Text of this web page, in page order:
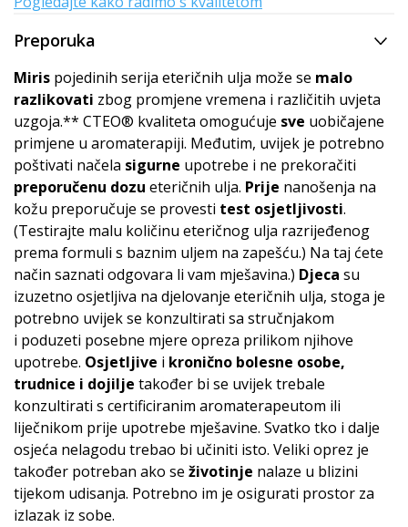
Preporuka
Miris pojedinih serija eteričnih ulja može se malo
razlikovati zbog promjene vremena i različitih uvjeta
uzgoja.** CTEO® kvaliteta omogućuje sve uobičajene
primjene u aromaterapiji. Međutim, uvijek je potrebno
poštivati načela sigurne upotrebe i ne prekoračiti
preporučenu dozu eteričnih ulja. Prije nanošenja na
kožu preporučuje se provesti test osjetljivosti.
(Testirajte malu količinu eteričnog ulja razrijeđenog
prema formuli s baznim uljem na zapešću.) Na taj ćete
način saznati odgovara li vam mješavina.) Djeca su
izuzetno osjetljiva na djelovanje eteričnih ulja, stoga je
potrebno uvijek se konzultirati sa stručnjakom
i poduzeti posebne mjere opreza prilikom njihove
upotrebe. Osjetljive i kronično bolesne osobe,
trudnice i dojilje također bi se uvijek trebale
konzultirati s certificiranim aromaterapeutom ili
liječnikom prije upotrebe mješavine. Svatko tko i dalje
osjeća nelagodu trebao bi učiniti isto. Veliki oprez je
također potreban ako se životinje nalaze u blizini
tijekom udisanja. Potrebno im je osigurati prostor za
izlazak iz sobe.